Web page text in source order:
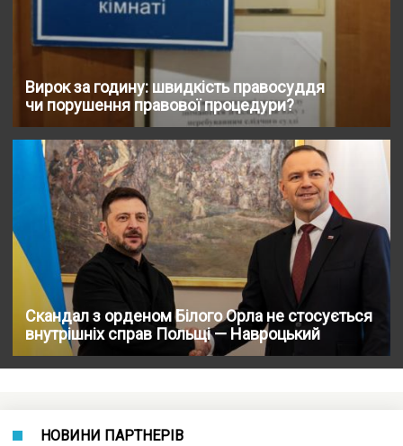
Вирок за годину: швидкість правосуддя
чи порушення правової процедури?
Скандал з орденом Білого Орла не стосується
внутрішніх справ Польщі — Навроцький
НОВИНИ ПАРТНЕРІВ